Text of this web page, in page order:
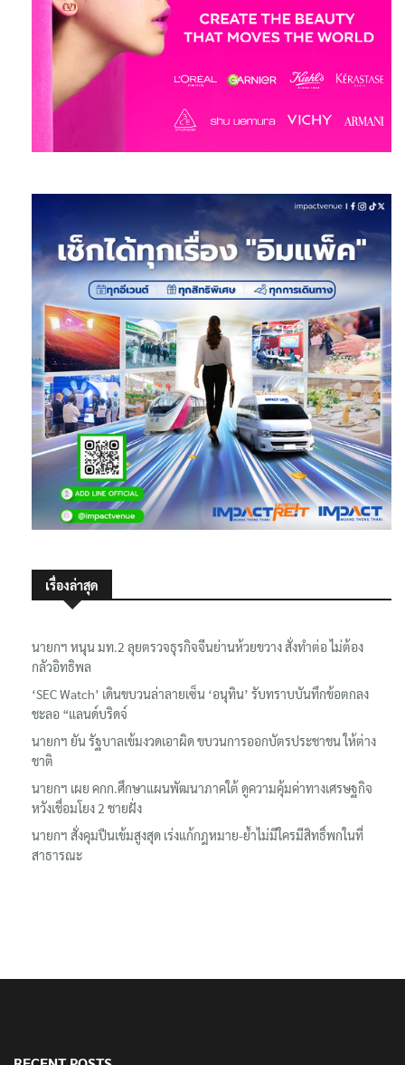
เรื่องล่าสุด
นายกฯ หนุน มท.2 ลุยตรวจธุรกิจจีนย่านห้วยขวาง สั่งทำต่อ ไม่ต้อง
กลัวอิทธิพล
‘SEC Watch’ เดินขบวนล่าลายเซ็น ‘อนุทิน’ รับทราบบันทึกข้อตกลง
ชะลอ “แลนด์บริดจ์
นายกฯ ยัน รัฐบาลเข้มงวดเอาผิด ขบวนการออกบัตรประชาชน ให้ต่าง
ชาติ
นายกฯ เผย คกก.ศึกษาแผนพัฒนาภาคใต้ ดูความคุ้มค่าทางเศรษฐกิจ
หวังเชื่อมโยง 2 ชายฝั่ง
นายกฯ สั่งคุมปืนเข้มสูงสุด เร่งแก้กฎหมาย-ย้ำไม่มีใครมีสิทธิ์พกในที่
สาธารณะ